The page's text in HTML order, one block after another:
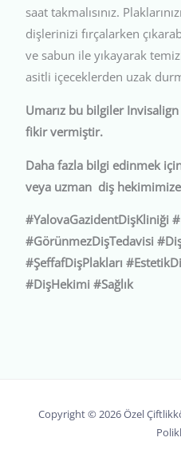
saat takmalısınız.
dişlerinizi fırçalarken
ve sabun ile yıkayarak
asitli içeceklerden uzak
Umarız bu bilgiler
fikir vermiştir.
Daha fazla bilgi edinmek
veya uzman diş hekimimize
#YalovaGazidentDişKliniği
#GörünmezDişTedavisi
#ŞeffafDişPlakları
#DişHekimi #Sağlık
Copyright © 2026 Özel